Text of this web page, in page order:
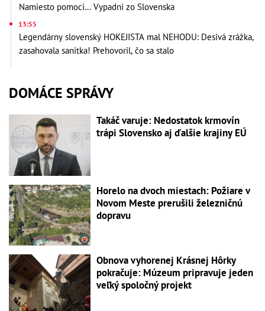
Namiesto pomoci... Vypadni zo Slovenska
13:55
Legendárny slovenský HOKEJISTA mal NEHODU: Desivá zrážka,
zasahovala sanitka! Prehovoril, čo sa stalo
DOMÁCE SPRÁVY
Takáč varuje: Nedostatok krmovín
trápi Slovensko aj ďalšie krajiny EÚ
Horelo na dvoch miestach: Požiare v
Novom Meste prerušili železničnú
dopravu
Obnova vyhorenej Krásnej Hôrky
pokračuje: Múzeum pripravuje jeden
veľký spoločný projekt